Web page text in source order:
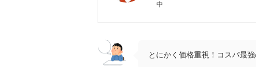
中
とにかく価格重視！コスパ最